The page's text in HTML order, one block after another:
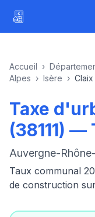
Accueil ›
Alpes › Isère › Claix
Taxe
(38111) —
Auvergne-
Taux communal
de construction